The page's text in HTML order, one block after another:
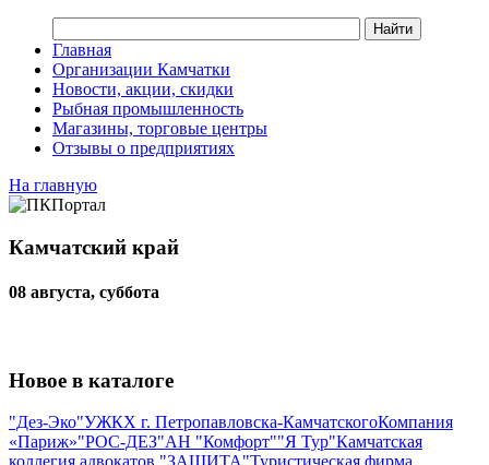
Главная
Организации Камчатки
Новости, акции, скидки
Рыбная промышленность
Магазины, торговые центры
Отзывы о предприятиях
На главную
Камчатский край
08 августа, суббота
Новое в каталоге
"Дез-Эко"УЖКХ г. Петропавловска-КамчатскогоКомпания
«Париж»"РОС-ДЕЗ"АН "Комфорт""Я Тур"Камчатская